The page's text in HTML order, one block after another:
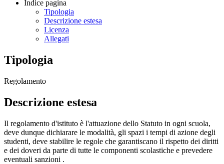
Indice pagina
Tipologia
Descrizione estesa
Licenza
Allegati
Tipologia
Regolamento
Descrizione estesa
Il regolamento d'istituto è l'attuazione dello Statuto in ogni scuola,
deve dunque dichiarare le modalità, gli spazi i tempi di azione degli
studenti, deve stabilire le regole che garantiscano il rispetto dei diritti
e dei doveri da parte di tutte le componenti scolastiche e prevedere
eventuali sanzioni .